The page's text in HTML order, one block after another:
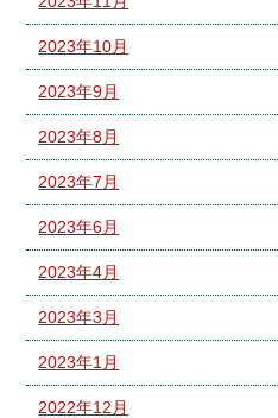
2023年10月
2023年9月
2023年8月
2023年7月
2023年6月
2023年4月
2023年3月
2023年1月
2022年12月